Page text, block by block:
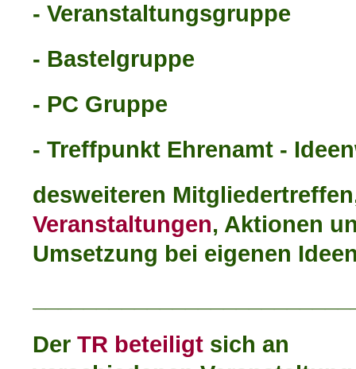
- Veranstaltungsgruppe
- Bastelgruppe
- PC Gruppe
- Treffpunkt Ehrenamt -
desweiteren
Veranstaltungen, Aktionen
Umsetzung bei eigenen
Der TR beteiligt sich an